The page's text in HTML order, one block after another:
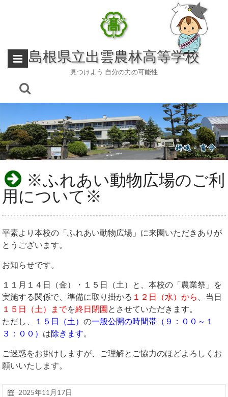
島根県立出雲農林高等学校
見つけよう 自分の力の可能性
※ふれあい動物広場のご利
用について※
平素より本校の「ふれあい動物広場」に来園いただきありが
とうございます。
お知らせです。
１１月１４日（金）・１５日（土）と、本校の「農業祭」を
実施する関係で、準備に取り掛かる １２日（水）から
、当日
１５日（土）までを終日閉園とさせていただきます。
ただし、
１５日（土）の一般公開の時間帯（９：００～１
３：００） は除きます。
ご迷惑をお掛けしますが、ご理解とご協力のほどよろしくお
願いいたします。
2025年11月17日